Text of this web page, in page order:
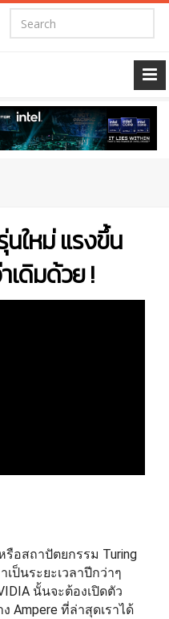
นใหม่ แรงขึ้น
เดิมด้วย !
รือสถาปัตยกรรม Turing
ป็นระยะเวลาปีกว่าๆ
นั้นจะต้องเปิดตัว
Ampere ที่ล่าสุดเราได้